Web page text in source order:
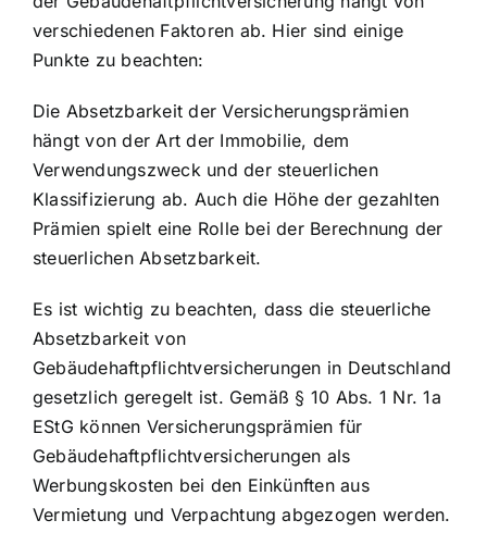
verschiedenen Faktoren ab. Hier sind einige
Punkte zu beachten:
Die Absetzbarkeit der Versicherungsprämien
hängt von der Art der Immobilie, dem
Verwendungszweck und der steuerlichen
Klassifizierung ab. Auch die Höhe der gezahlten
Prämien spielt eine Rolle bei der Berechnung der
steuerlichen Absetzbarkeit.
Es ist wichtig zu beachten, dass die steuerliche
Absetzbarkeit von
Gebäudehaftpflichtversicherungen in Deutschland
gesetzlich geregelt ist. Gemäß § 10 Abs. 1 Nr. 1a
EStG können Versicherungsprämien für
Gebäudehaftpflichtversicherungen als
Werbungskosten bei den Einkünften aus
Vermietung und Verpachtung abgezogen werden.